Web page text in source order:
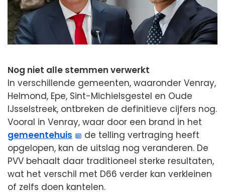
Nog niet alle stemmen verwerkt
In verschillende gemeenten, waaronder Venray,
Helmond, Epe, Sint-Michielsgestel en Oude
IJsselstreek, ontbreken de definitieve cijfers nog.
Vooral in Venray, waar door een brand in het
gemeentehuis
de telling vertraging heeft
opgelopen, kan de uitslag nog veranderen. De
PVV behaalt daar traditioneel sterke resultaten,
wat het verschil met D66 verder kan verkleinen
of zelfs doen kantelen.